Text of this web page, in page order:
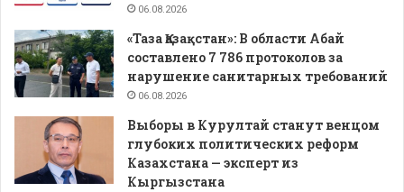
06.08.2026
«Таза Қазақстан»: В области Абай
составлено 7 786 протоколов за
нарушение санитарных требований
06.08.2026
Выборы в Курултай станут венцом
глубоких политических реформ
Казахстана — эксперт из
Кыргызстана